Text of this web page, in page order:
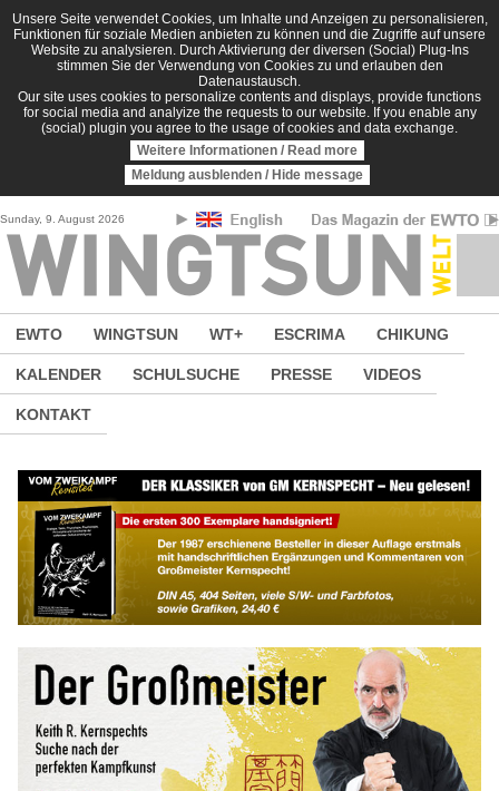
Direkt zum Inhalt
Unsere Seite verwendet Cookies, um Inhalte und Anzeigen zu personalisieren,
Funktionen für soziale Medien anbieten zu können und die Zugriffe auf unsere
Website zu analysieren. Durch Aktivierung der diversen (Social) Plug-Ins
stimmen Sie der Verwendung von Cookies zu und erlauben den
Datenaustausch.
Our site uses cookies to personalize contents and displays, provide functions
for social media and analyize the requests to our website. If you enable any
(social) plugin you agree to the usage of cookies and data exchange.
Weitere Informationen / Read more
Meldung ausblenden / Hide message
Sunday, 9. August 2026
EWTO WINGTSUN WT+ ESCRIMA CHIKUNG
KALENDER SCHULSUCHE PRESSE VIDEOS
KONTAKT